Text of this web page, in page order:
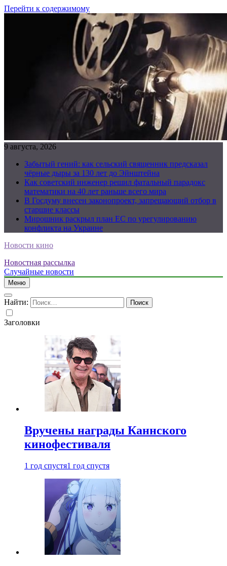
Перейти к содержимому
9 августа, 2026
Забытый гений: как сельский священник предсказал
чёрные дыры за 130 лет до Эйнштейна
Как советский инженер решил фатальный парадокс
математики на 40 лет раньше всего мира
В Госдуму внесен законопроект, запрещающий отбор в
старшие классы
Мирошник раскрыл план ЕС по урегулированию
конфликта на Украине
Новости кино
Новостная рассылка
Случайные новости
Меню
Найти:
Заголовки
Вручены награды Каннского
кинофестиваля
1 год спустя1 год спустя